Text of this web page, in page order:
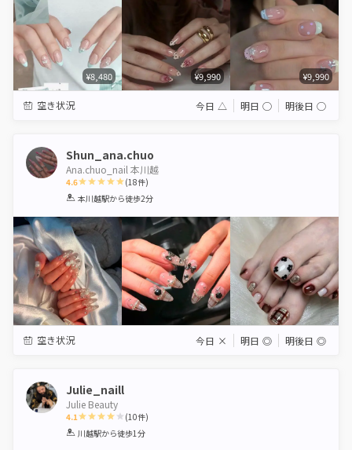
¥8,480 ¥9,990 ¥9,990
空き状況 今日 △ 明日 ◯ 明後日 ◯
Shun_ana.chuo
Ana.chuo_nail 本川越
4.6
1 2 3 4 5
(18件)
本川越駅から徒歩2分
空き状況 今日 × 明日 ◎ 明後日 ◎
Julie_naill
Julie Beauty
4.1
1 2 3 4 5
(10件)
川越駅から徒歩1分